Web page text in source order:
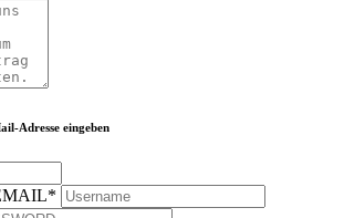
Adresse eingeben
*